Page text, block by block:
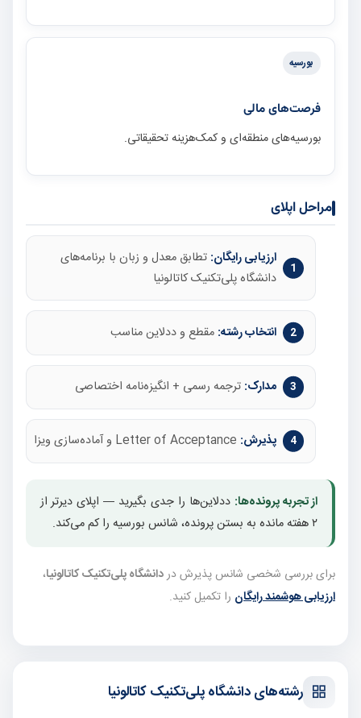
بورسیه
فرصت‌های مالی
بورسیه‌های منطقه‌ای و کمک‌هزینه تحقیقاتی.
مراحل اپلای
ارزیابی رایگان: تطابق معدل و زبان با برنامه‌های
دانشگاه پلی‌تکنیک کاتالونیا
انتخاب رشته: مقطع و ددلاین مناسب
مدارک: ترجمه رسمی + انگیزه‌نامه اختصاصی
پذیرش:
از تجربه پرونده‌ها: ددلاین‌ها را جدی بگیرید — اپلای دیرتر از
۲ هفته مانده به بستن پرونده، شانس بورسیه را کم می‌کند.
برای بررسی شخصی شانس پذیرش دردانشگاه پلی‌تکنیک کاتالونیا،
ارزیابی هوشمند رایگان را تکمیل کنید.
رشته‌های دانشگاه پلی‌تکنیک کاتالونیا